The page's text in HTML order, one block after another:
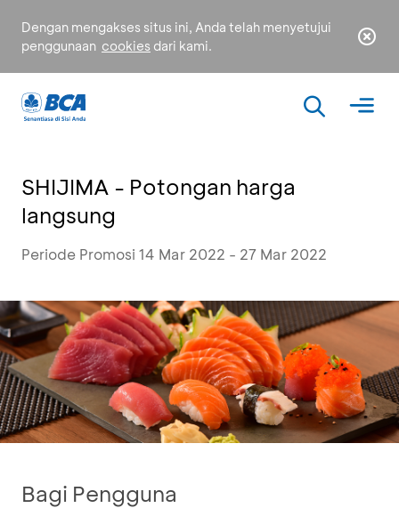
Dengan mengakses situs ini, Anda telah menyetujui
penggunaan cookies dari kami.
SHIJIMA - Potongan harga
langsung
Periode Promosi 14 Mar 2022 - 27 Mar 2022
Bagi Pengguna